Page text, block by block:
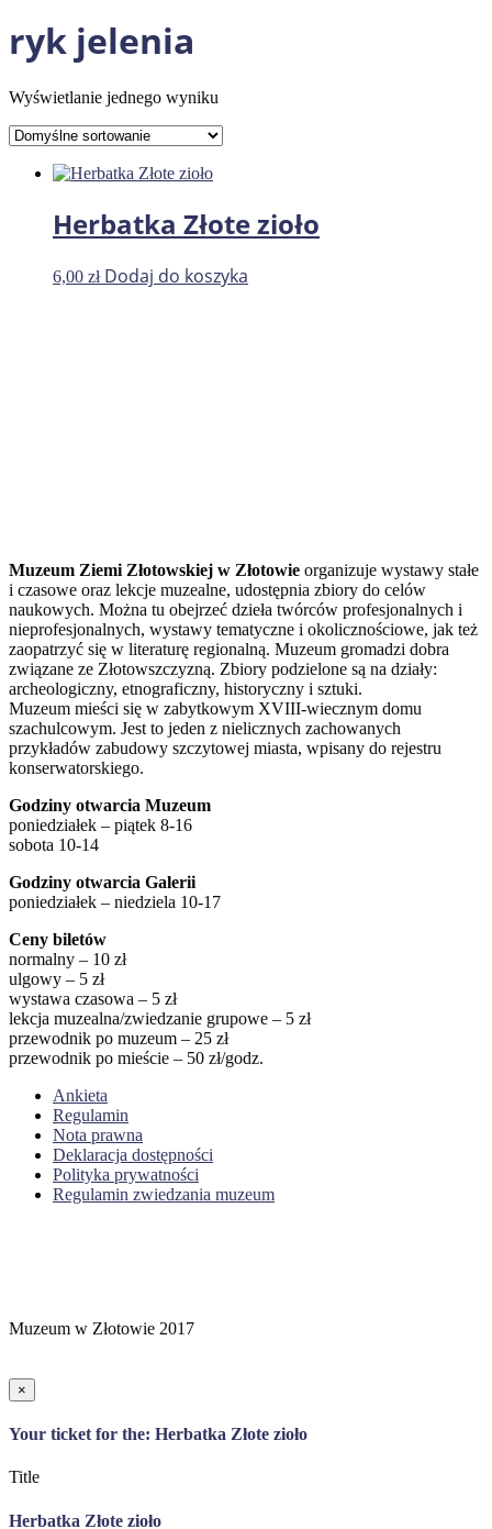
ryk jelenia
Wyświetlanie jednego wyniku
Herbatka Złote zioło
6,00 zł Dodaj do koszyka
Muzeum Ziemi Złotowskiej w Złotowie organizuje wystawy stałe
i czasowe oraz lekcje muzealne, udostępnia zbiory do celów
naukowych. Można tu obejrzeć dzieła twórców profesjonalnych i
nieprofesjonalnych, wystawy tematyczne i okolicznościowe, jak też
zaopatrzyć się w literaturę regionalną. Muzeum gromadzi dobra
związane ze Złotowszczyzną. Zbiory podzielone są na działy:
archeologiczny, etnograficzny, historyczny i sztuki.
Muzeum mieści się w zabytkowym XVIII-wiecznym domu
szachulcowym. Jest to jeden z nielicznych zachowanych
przykładów zabudowy szczytowej miasta, wpisany do rejestru
konserwatorskiego.
Godziny otwarcia Muzeum
poniedziałek – piątek 8-16
sobota 10-14
Godziny otwarcia Galerii
poniedziałek – niedziela 10-17
Ceny biletów
normalny – 10 zł
ulgowy – 5 zł
wystawa czasowa – 5 zł
lekcja muzealna/zwiedzanie grupowe – 5 zł
przewodnik po muzeum – 25 zł
przewodnik po mieście – 50 zł/godz.
Ankieta
Regulamin
Nota prawna
Deklaracja dostępności
Polityka prywatności
Regulamin zwiedzania muzeum
Muzeum w Złotowie 2017
×
Your ticket for the: Herbatka Złote zioło
Title
Herbatka Złote zioło